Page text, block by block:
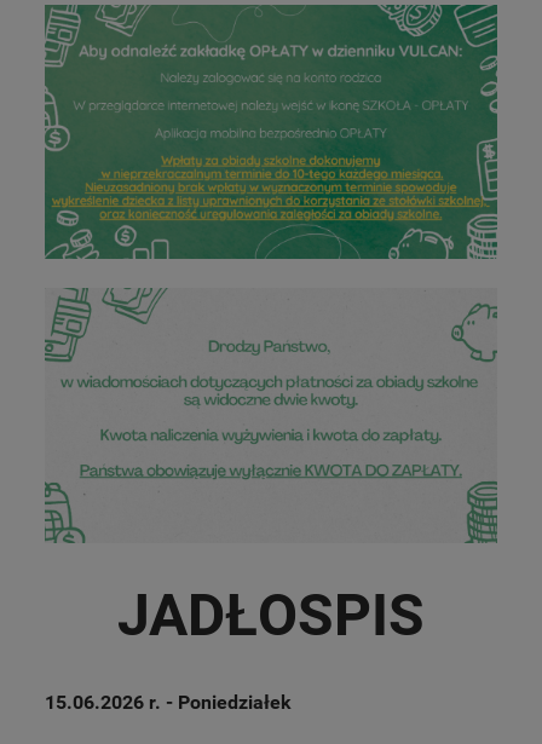
JADŁOSPIS
15.06.2026 r. - Poniedziałek